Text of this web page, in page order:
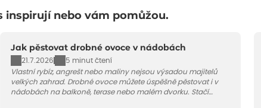
inspirují nebo vám pomůžou.
Jak pěstovat drobné ovoce v nádobách
21.7.2026
5 minut čtení
Vlastní rybíz, angrešt nebo maliny nejsou výsadou majitelů
velkých zahrad. Drobné ovoce můžete úspěšně pěstovat i v
nádobách na balkoně, terase nebo malém dvorku. Stačí